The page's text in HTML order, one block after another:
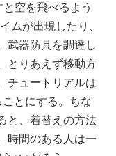
空を飛べるよう
ムが出現したり、
武器防具を調達し
とりあえず移動方
チュートリアルは
とにする。ちな
と、着替えの方法
時間のある人は一